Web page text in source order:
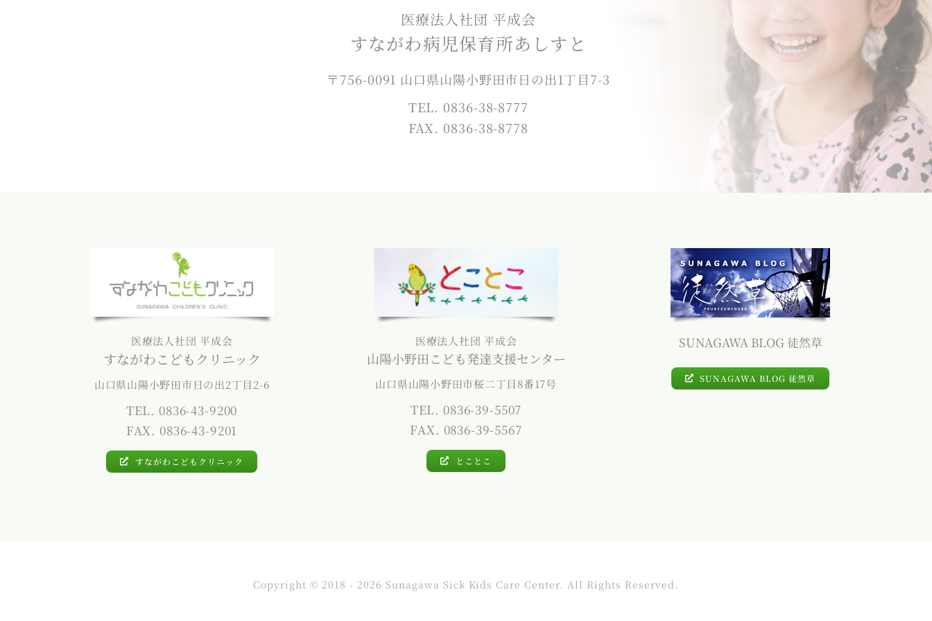
医療法人社団 平成会
すながわ病児保育所あしすと
〒756-0091 山口県山陽小野田市日の出1丁目7-3
TEL. 0836-38-8777
FAX. 0836-38-8778
医療法人社団 平成会
すながわこどもクリニック
山口県山陽小野田市日の出2丁目2-6
TEL. 0836-43-9200
FAX. 0836-43-9201
すながわこどもクリニック
医療法人社団 平成会
山陽小野田こども発達支援センター
山口県山陽小野田市桜二丁目8番17号
TEL. 0836-39-5507
FAX. 0836-39-5567
とことこ
SUNAGAWA BLOG 徒然草
SUNAGAWA BLOG 徒然草
Copyright © 2018 - 2026 Sunagawa Sick Kids Care Center. All Rights Reserved.